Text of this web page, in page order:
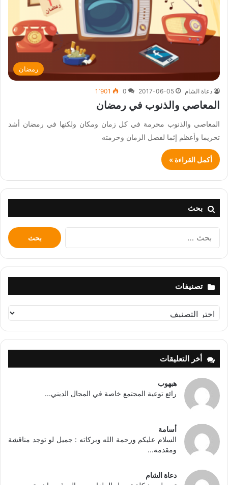
رمضان
دعاة الشام 2017-06-05
0 1٬901
المعاصي والذنوب في رمضان
المعاصي والذنوب محرمة في كل زمان ومكان ولكنها في رمضان أشد
تحريما وأعظم إثما لفضل الزمان وحرمته
أكمل القراءة »
بحث
البحث
عن:
تصنيفات
تصنيفات
أخر التعليقات
هبهوب
رائع توعية المجتمع خاصة في المجال الديني...
أسامة
السلام عليكم ورحمة الله وبركاته : جميل لو توجد مناقشة
ومقدمة...
دعاة الشام